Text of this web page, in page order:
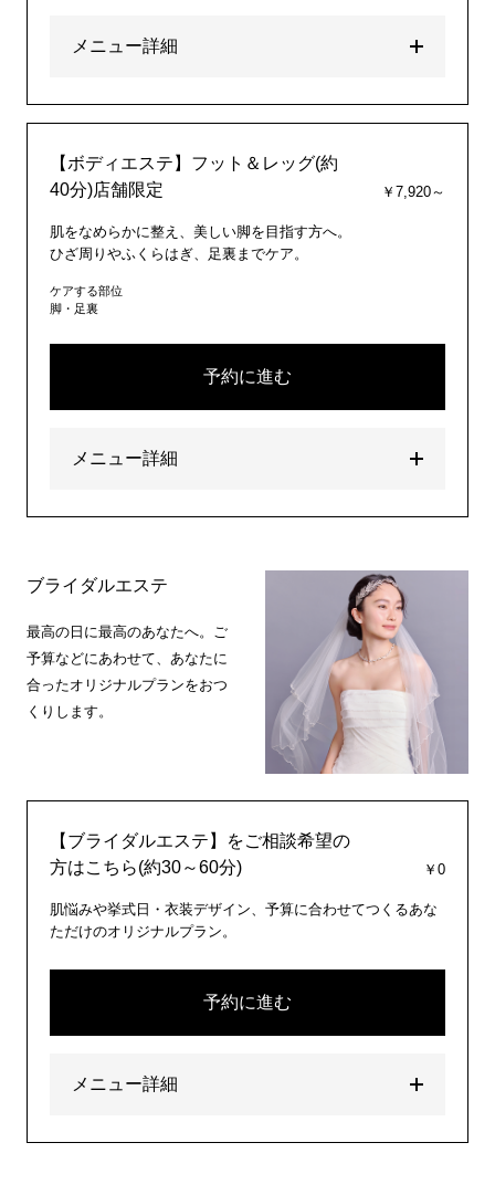
メニュー詳細
【ボディエステ】フット＆レッグ(約
40分)店舗限定
￥7,920～
肌をなめらかに整え、美しい脚を目指す方へ。
ひざ周りやふくらはぎ、足裏までケア。
ケアする部位
脚・足裏
予約に進む
メニュー詳細
ブライダルエステ
最高の日に最高のあなたへ。ご
予算などにあわせて、あなたに
合ったオリジナルプランをおつ
くりします。
【ブライダルエステ】をご相談希望の
方はこちら(約30～60分)
￥0
肌悩みや挙式日・衣装デザイン、予算に合わせてつくるあな
ただけのオリジナルプラン。
予約に進む
メニュー詳細